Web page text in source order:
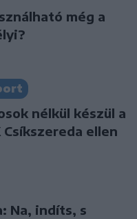
még a
nélkül készül a
Csíkszereda ellen
Na, indíts, s